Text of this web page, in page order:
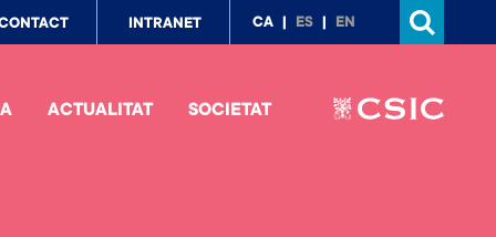
INTRANET CA ES EN
ACTUALITAT SOCIETAT